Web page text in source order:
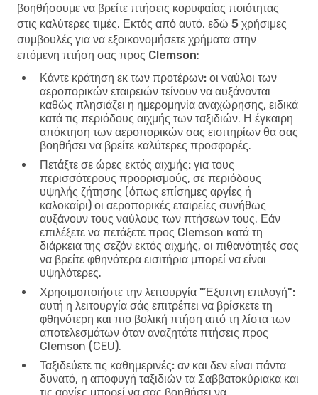
βοηθήσουμε να βρείτε πτήσεις κορυφαίας ποιότητας
στις καλύτερες τιμές. Εκτός από αυτό, εδώ 5 χρήσιμες
συμβουλές για να εξοικονομήσετε χρήματα στην
επόμενη πτήση σας προς Clemson:
Κάντε κράτηση εκ των προτέρων: οι ναύλοι των
αεροπορικών εταιρειών τείνουν να αυξάνονται
καθώς πλησιάζει η ημερομηνία αναχώρησης, ειδικά
κατά τις περιόδους αιχμής των ταξιδιών. Η έγκαιρη
απόκτηση των αεροπορικών σας εισιτηρίων θα σας
βοηθήσει να βρείτε καλύτερες προσφορές.
Πετάξτε σε ώρες εκτός αιχμής: για τους
περισσότερους προορισμούς, σε περιόδους
υψηλής ζήτησης (όπως επίσημες αργίες ή
καλοκαίρι) οι αεροπορικές εταιρείες συνήθως
αυξάνουν τους ναύλους των πτήσεων τους. Εάν
επιλέξετε να πετάξετε προς Clemson κατά τη
διάρκεια της σεζόν εκτός αιχμής, οι πιθανότητές σας
να βρείτε φθηνότερα εισιτήρια μπορεί να είναι
υψηλότερες.
Χρησιμοποιήστε την λειτουργία "Έξυπνη επιλογή":
αυτή η λειτουργία σάς επιτρέπει να βρίσκετε τη
φθηνότερη και πιο βολική πτήση από τη λίστα των
αποτελεσμάτων όταν αναζητάτε πτήσεις προς
Clemson (CEU).
Ταξιδεύετε τις καθημερινές: αν και δεν είναι πάντα
δυνατό, η αποφυγή ταξιδιών τα Σαββατοκύριακα και